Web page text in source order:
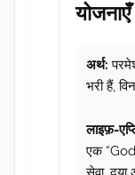
योजनाएँ
अर्थ:
भरी हैं,
लाइफ़-
एक